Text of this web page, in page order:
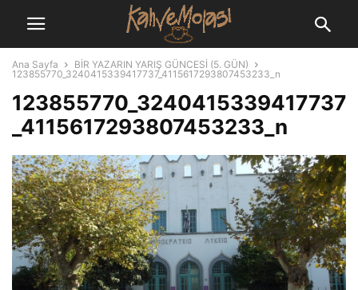
Ana Sayfa
BİR YAZARIN YARIŞ GÜNCESİ (5. GÜN)
123855770_3240415339417737_4115617293807453233_n
123855770_3240415339417737
_4115617293807453233_n